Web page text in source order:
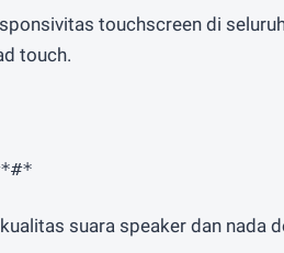
touchscreen di
touch.
suara speaker dan nada